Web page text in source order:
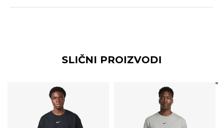
SLIČNI PROIZVODI